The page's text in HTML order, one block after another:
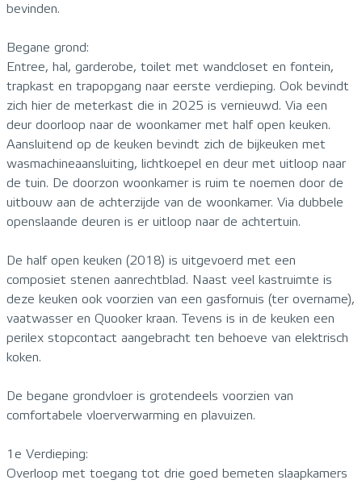
bevinden.
Begane grond:
Entree, hal, garderobe, toilet met wandcloset en fontein,
trapkast en trapopgang naar eerste verdieping. Ook bevindt
zich hier de meterkast die in 2025 is vernieuwd. Via een
deur doorloop naar de woonkamer met half open keuken.
Aansluitend op de keuken bevindt zich de bijkeuken met
wasmachineaansluiting, lichtkoepel en deur met uitloop naar
de tuin. De doorzon woonkamer is ruim te noemen door de
uitbouw aan de achterzijde van de woonkamer. Via dubbele
openslaande deuren is er uitloop naar de achtertuin.
De half open keuken (2018) is uitgevoerd met een
composiet stenen aanrechtblad. Naast veel kastruimte is
deze keuken ook voorzien van een gasfornuis (ter overname),
vaatwasser en Quooker kraan. Tevens is in de keuken een
perilex stopcontact aangebracht ten behoeve van elektrisch
koken.
De begane grondvloer is grotendeels voorzien van
comfortabele vloerverwarming en plavuizen.
1e Verdieping:
Overloop met toegang tot drie goed bemeten slaapkamers